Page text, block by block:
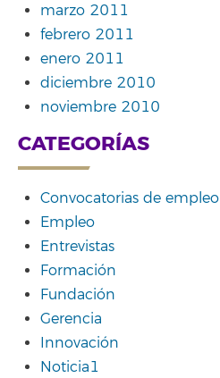
marzo 2011
febrero 2011
enero 2011
diciembre 2010
noviembre 2010
CATEGORÍAS
Convocatorias de empleo
Empleo
Entrevistas
Formación
Fundación
Gerencia
Innovación
Noticia1